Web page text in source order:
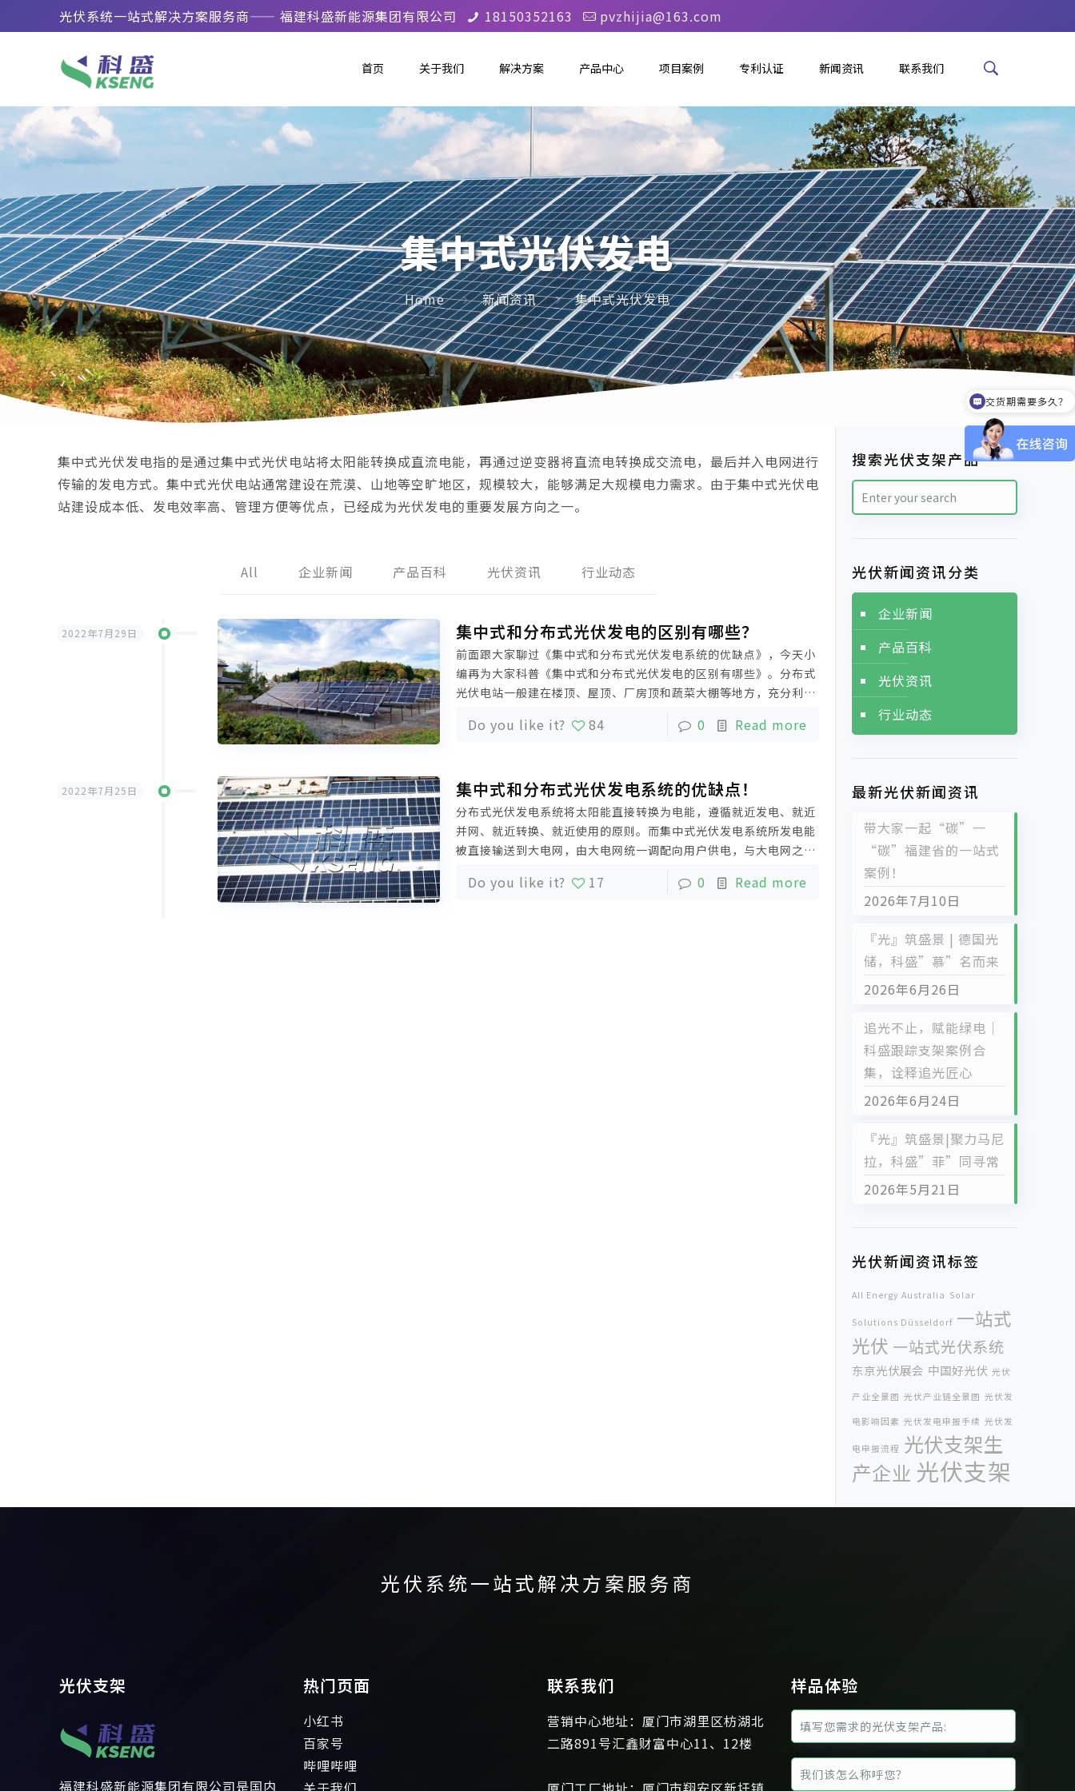
光伏系统一站式解决方案服务商—— 福建科盛新能源集团有限公司 18150352163 pvzhijia@163.com
首页 关于我们 解决方案 产品中心 项目案例 专利认证 新闻资讯 联系我们
集中式光伏发电
Home 新闻资讯 集中式光伏发电
集中式光伏发电指的是通过集中式光伏电站将太阳能转换成直流电能，再通过逆变器将直流电转换成交流电，最后并入电网进行
传输的发电方式。集中式光伏电站通常建设在荒漠、山地等空旷地区，规模较大，能够满足大规模电力需求。由于集中式光伏电
站建设成本低、发电效率高、管理方便等优点，已经成为光伏发电的重要发展方向之一。
All 企业新闻 产品百科 光伏资讯 行业动态
2022年7月29日 集中式和分布式光伏发电的区别有哪些？
前面跟大家聊过《集中式和分布式光伏发电系统的优缺点》，今天小
编再为大家科普《集中式和分布式光伏发电的区别有哪些》。分布式
光伏电站一般建在楼顶、屋顶、厂房顶和蔬菜大棚等地方，充分利用
空间；集中式光伏电站则建在沙漠、戈壁这样的地区，充分利用废弃
的土地资源。
Do you like it? 84 0 Read more
2022年7月25日 集中式和分布式光伏发电系统的优缺点！
分布式光伏发电系统将太阳能直接转换为电能，遵循就近发电、就近
并网、就近转换、就近使用的原则。而集中式光伏发电系统所发电能
被直接输送到大电网，由大电网统一调配向用户供电，与大电网之间
的电力交换是单向的。那么，集中式和分布式光伏发电系统到底哪个
更好呢？
Do you like it? 17 0 Read more
搜索光伏支架产品
光伏新闻资讯分类
企业新闻
产品百科
光伏资讯
行业动态
最新光伏新闻资讯
带大家一起“碳”一
“碳”福建省的一站式
案例！
2026年7月10日
『光』筑盛景 | 德国光
储，科盛”慕”名而来
2026年6月26日
追光不止，赋能绿电｜
科盛跟踪支架案例合
集，诠释追光匠心
2026年6月24日
『光』筑盛景|聚力马尼
拉，科盛”菲”同寻常
2026年5月21日
光伏新闻资讯标签
All Energy Australia Solar
Solutions Düsseldorf 一站式
光伏 一站式光伏系统
东京光伏展会 中国好光伏 光伏
产业全景图 光伏产业链全景图 光伏发
电影响因素 光伏发电申报手续 光伏发
电申报流程 光伏支架生
产企业 光伏支架
组件
具 彩钢瓦屋顶光伏
支架 彩钢瓦支架夹具 德国
国际太阳能技术应用博
光伏系统一站式解决方案服务商
光伏支架
福建科盛新能源集团有限公司是国内
热门页面
小红书
百家号
哔哩哔哩
联系我们
营销中心地址：厦门市湖里区枋湖北
二路891号汇鑫财富中心11、12楼
样品体验
可以提供样品吗？
交货期需要多久？